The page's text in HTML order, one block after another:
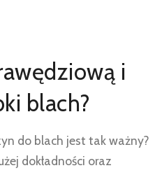
i
blach?
do blach jest tak ważny?
dokładności oraz